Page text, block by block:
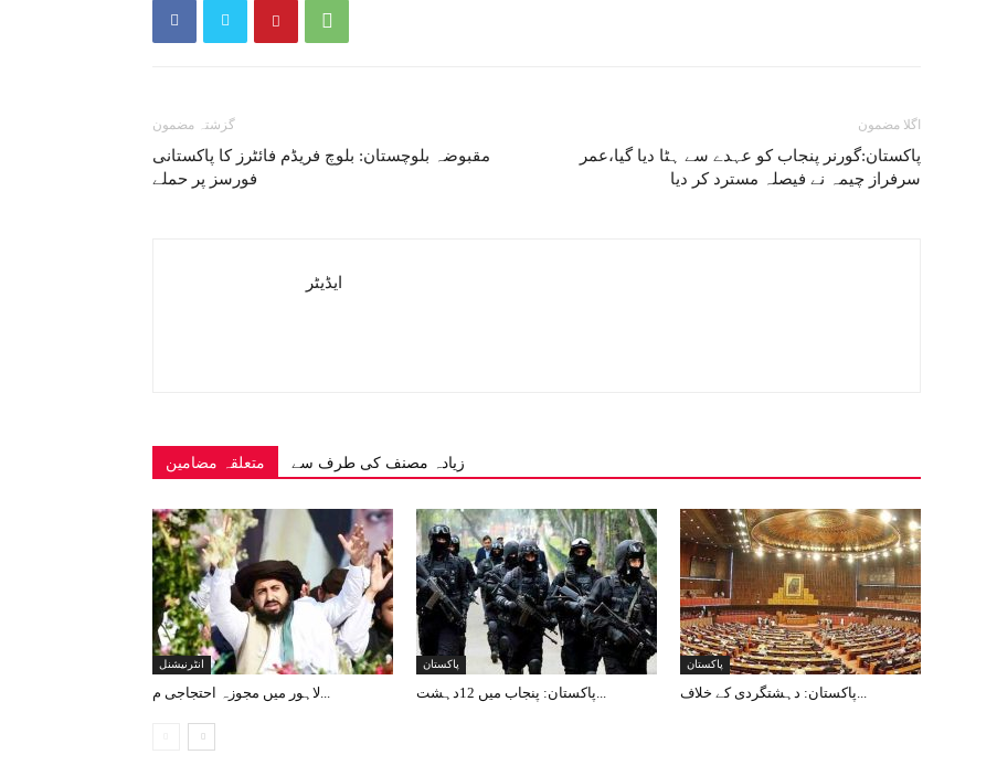
گزشتہ مضمون
مقبوضہ بلوچستان: بلوچ فریڈم فائٹرز کا پاکستانی
فورسز پر حملے
اگلا مضمون
پاکستان:گورنر پنجاب کو عہدے سے ہٹا دیا گیا،عمر
سرفراز چیمہ نے فیصلہ مسترد کر دیا
ایڈیٹر
متعلقہ مضامین زیادہ مصنف کی طرف سے
انٹرنیشنل
لاہور میں مجوزہ احتجاجی م...
پاکستان
پاکستان: پنجاب میں 12دہشت...
پاکستان
پاکستان: دہشتگردی کے خلاف...